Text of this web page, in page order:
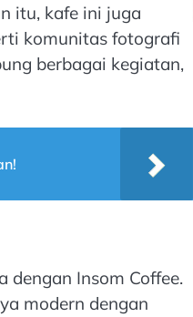
itu, kafe ini juga
komunitas fotografi
berbagai kegiatan,
Insom Coffee.
modern dengan